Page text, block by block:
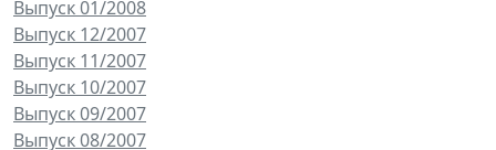
Выпуск 01/2008
Выпуск 12/2007
Выпуск 11/2007
Выпуск 10/2007
Выпуск 09/2007
Выпуск 08/2007